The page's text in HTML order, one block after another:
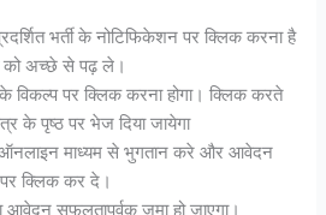
भर्ती के नोटिफिकेशन पर क्लिक करना है
को अच्छे से पढ़ ले।
पर क्लिक करना होगा। क्लिक करते
के पृष्ठ पर भेज दिया जायेगा
माध्यम से भुगतान करे और आवेदन
क्लिक कर दे।
सफलतापूर्वक जमा हो जाएगा।